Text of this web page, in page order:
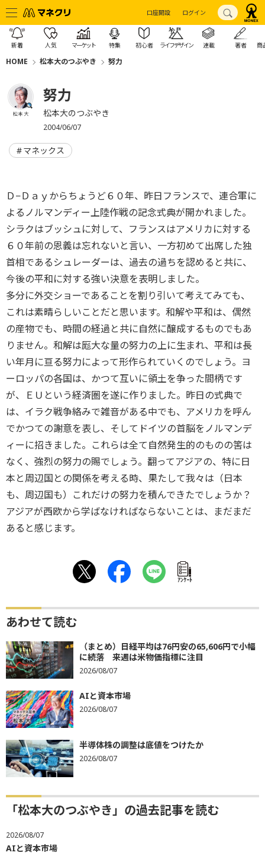
口座開設 ログイン
新着 人気 マーケット 特集 初心者 ライフデザイン 連載 著者 商
HOME 松本大のつぶやき 努力
松本 大
努力
松本大のつぶやき
2004/06/07
マネックス
Ｄ−Ｄａｙからちょうど６０年、昨日フランスで、連合軍に
よるノルマンディー上陸作戦の記念式典が開かれました。
シラクはブッシュに対して、フランスはアメリカに対する
６０年前の恩義は忘れないと言い、一方初めて出席した独
首相であるシュレーダーは、過去の過ちを認めると共に、
今後の平和に対する強い決意を表明しました。
多分に外交ショーであることを割り引いて考えてみても、
これは素晴らしいことだと思います。和解や平和は、偶然
の産物でも、時間の経過と共に自然に醸成するものでもあ
りません。和解は厖大な量の努力の上に生まれ、平和は長
い年月に亘る努力によって形作られていくのでしょう。ヨ
ーロッパの各国は、かつて互いに領土を争った間柄です
が、ＥＵという経済圏を遂に作りました。昨日の式典で
は、イラク戦争絡みで雑音がある中でも、アメリカを呼ん
でかつての謝意を表し、そしてドイツの首脳をノルマンデ
ィーに招きました。これらは全て自然発生的のものの筈は
なく、強烈の努力の賜でしょう。翻ってアジアの、特に日
本と周辺国との関係を考える時、果たして我々は（日本
も、周辺国も）これだけの努力を積んできたでしょうか？
アジアが西欧から学ばなければならないことは、まだまだ
あると感じます。
ｱﾝｹｰﾄ
あわせて読む
（まとめ）日経平均は76円安の65,606円で小幅
に続落 来週は米物価指標に注目
2026/08/07
AIと資本市場
2026/08/07
半導体株の調整は底値をつけたか
2026/08/07
「松本大のつぶやき」の過去記事を読む
2026/08/07
AIと資本市場